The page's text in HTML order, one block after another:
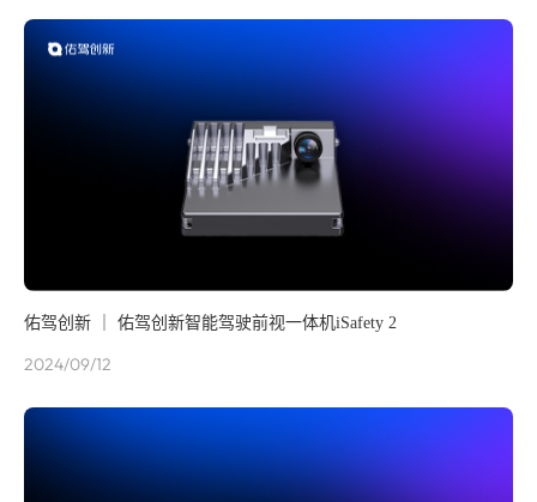
佑驾创新 ｜ 佑驾创新智能驾驶前视一体机iSafety 2
2024/09/12